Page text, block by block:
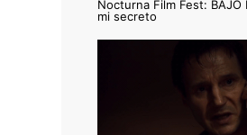
Nocturna Film Fest: BAJO
mi secreto